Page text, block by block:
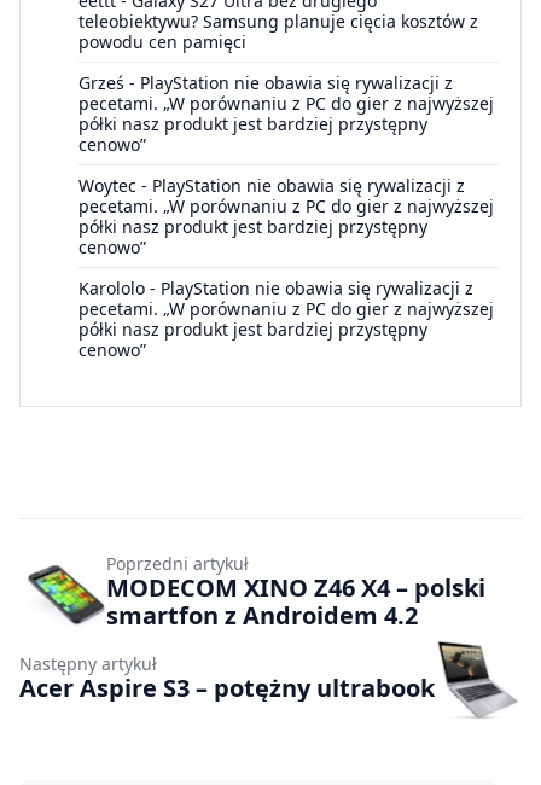
teleobiektywu? Samsung planuje cięcia kosztów z
powodu cen pamięci
Grześ - PlayStation nie obawia się rywalizacji z
pecetami. „W porównaniu z PC do gier z najwyższej
półki nasz produkt jest bardziej przystępny
cenowo”
Woytec - PlayStation nie obawia się rywalizacji z
pecetami. „W porównaniu z PC do gier z najwyższej
półki nasz produkt jest bardziej przystępny
cenowo”
Karololo - PlayStation nie obawia się rywalizacji z
pecetami. „W porównaniu z PC do gier z najwyższej
półki nasz produkt jest bardziej przystępny
cenowo”
Poprzedni artykuł
MODECOM XINO Z46 X4 – polski
smartfon z Androidem 4.2
Następny artykuł
Acer Aspire S3 – potężny ultrabook